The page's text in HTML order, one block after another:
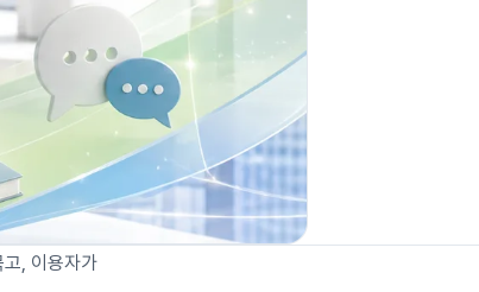
, 이용자가